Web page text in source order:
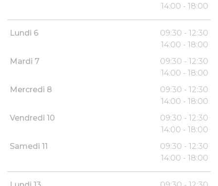
14:00 - 18:00
Lundi 6
09:30 - 12:30
14:00 - 18:00
Mardi 7
09:30 - 12:30
14:00 - 18:00
Mercredi 8
09:30 - 12:30
14:00 - 18:00
Vendredi 10
09:30 - 12:30
14:00 - 18:00
Samedi 11
09:30 - 12:30
14:00 - 18:00